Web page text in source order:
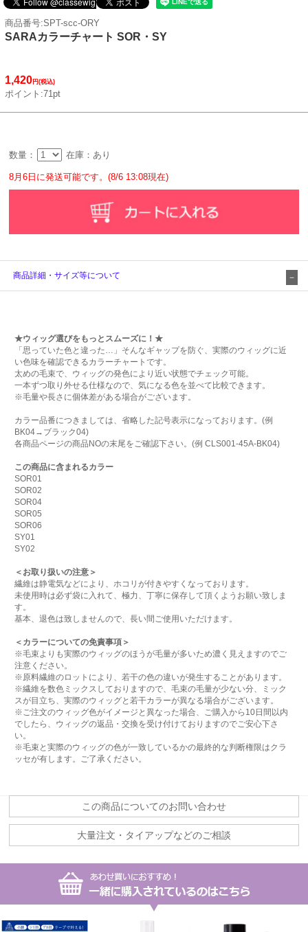
商品番号:SPT-scc-ORY
SARAカラーチャート SOR・SY
1,420円(税込)
ポイント:71pt
数量： 在庫：あり
8月6日に発送可能です。(8/6 13:08現在)
商品詳細・サイズ等について
★ウィッグ選びをもっとスムーズに！★
「思っていた色と違った…」そんなギャップを防ぐ、実際のウィッグに近
い色味を確認できるカラーチャートです。
太めの毛束で、ウィッグの発色により近い状態でチェック可能。
一本ずつ取り外せる仕様なので、気になる色を並べて比較できます。
※毛量や長さに個体差がある場合がございます。
カラー品番につきましては、省略した記号表示になっております。(例
BK04→ブラック04)
各商品ページの商品NOの末尾をご確認下さい。(例 CLS001-45A-BK04)
この商品に含まれるカラー
SOR01
SOR02
SOR04
SOR05
SOR06
SY01
SY02
＜お取り扱いの注意＞
繊維は静電気などにより、ホコリが付きやすくなっております。
未使用時は必ず袋に入れて、極力、丁寧に保存して頂くようお願い致しま
す。
基本、退色は致しませんので、長い間ご使用いただけます。
＜カラーについての免責事項＞
※毛束よりも実際のウィッグのほうが毛量が多いため濃く見えますのでご
注意ください。
※原料繊維のロットにより、若干の色の違いが発生することがあります。
※繊維を数色ミックスしておりますので、毛束の毛量が少ない分、ミック
スが目立ち、実際のウィッグと若干カラーが異なる場合がございます。
※ご注文のウィッグ色がイメージと異なった場合、ご購入から10日間以内
でしたら、ウィッグの返品・交換を受け付けておりますのでご安心下さ
い。
※毛束と実際のウィッグの色が一致しているかの最終的な判断権限はクラ
ッセが有します。ご了承ください。
この商品についてのお問い合わせ
大量注文・タイアップなどのご相談